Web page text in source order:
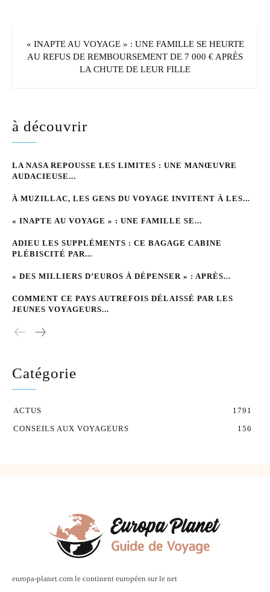
« INAPTE AU VOYAGE » : UNE FAMILLE SE HEURTE
AU REFUS DE REMBOURSEMENT DE 7 000 € APRÈS
LA CHUTE DE LEUR FILLE
à découvrir
LA NASA REPOUSSE LES LIMITES : UNE MANŒUVRE
AUDACIEUSE...
À MUZILLAC, LES GENS DU VOYAGE INVITENT À LES...
« INAPTE AU VOYAGE » : UNE FAMILLE SE...
ADIEU LES SUPPLÉMENTS : CE BAGAGE CABINE
PLÉBISCITÉ PAR...
« DES MILLIERS D’EUROS À DÉPENSER » : APRÈS...
COMMENT CE PAYS AUTREFOIS DÉLAISSÉ PAR LES
JEUNES VOYAGEURS...
Catégorie
ACTUS
1791
CONSEILS AUX VOYAGEURS
156
europa-planet.com le continent européen sur le net